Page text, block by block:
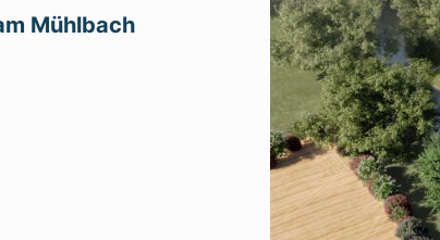
Mühlbach